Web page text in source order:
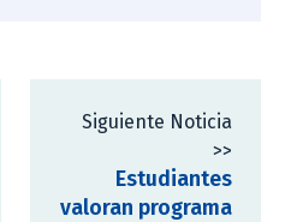
Siguiente Noticia
>>
Estudiantes
valoran programa